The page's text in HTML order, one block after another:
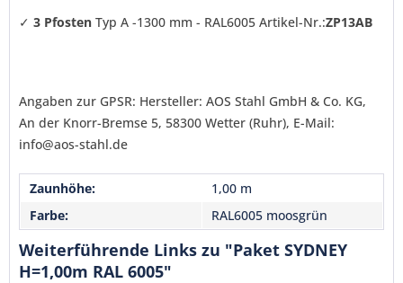
✓ 3 Pfosten Typ A -1300 mm - RAL6005 Artikel-Nr.:ZP13AB
Angaben zur GPSR: Hersteller: AOS Stahl GmbH & Co. KG,
An der Knorr-Bremse 5, 58300 Wetter (Ruhr), E-Mail:
info@aos-stahl.de
Zaunhöhe:
1,00 m
Farbe:
RAL6005 moosgrün
Weiterführende Links zu "Paket SYDNEY
H=1,00m RAL 6005"